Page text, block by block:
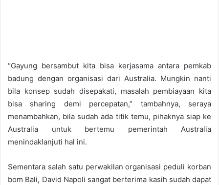
“Gayung bersambut kita bisa kerjasama antara pemkab
badung dengan organisasi dari Australia. Mungkin nanti
bila konsep sudah disepakati, masalah pembiayaan kita
bisa sharing demi percepatan,” tambahnya, seraya
menambahkan, bila sudah ada titik temu, pihaknya siap ke
Australia untuk bertemu pemerintah Australia
menindaklanjuti hal ini.
Sementara salah satu perwakilan organisasi peduli korban
bom Bali, David Napoli sangat berterima kasih sudah dapat